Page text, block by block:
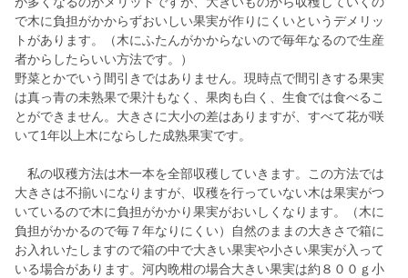
で木に負担がかからずおいしい果実が作りにくいというデメリッ
トがあります。（木にふたんがかからないので毎年なるので生産
者からしたらいい方法です。）
野菜とかでいう間引きではありません。現時点で間引きする果実
は真っ青の未熟果で果汁もなく、果肉も白く、生食では食べるこ
とができません。大きさに大小の差はありますが、すべて花が咲
いて1年以上木にならした成熟果実です。
私の収穫方法は木一本を全部収穫していきます。この方法では
大きさは不揃いになりますが、収穫を行っていない木は果実がつ
いているので木に負担がかかり果実がおいしくなります。（木に
負担がかかるので毎７年なりにくい）自然のままの大きさで箱に
お入れいたしますので箱の中で大きい果実や小さい果実が入って
いる場合があります。河内晩柑の場合大きい果実は約８００ｇ小